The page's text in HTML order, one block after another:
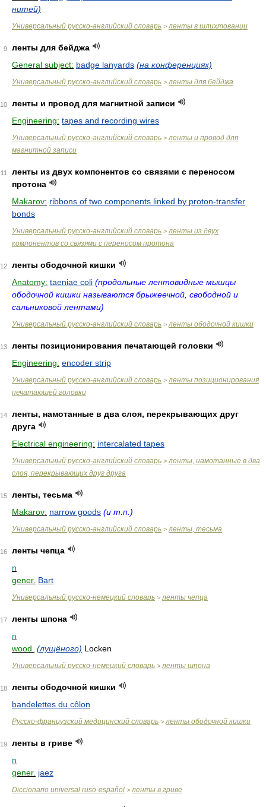
нитей)
Универсальный русско-английский словарь > ленты в шлихтовании
9
ленты для бейджа
General subject: badge lanyards (на конференциях)
Универсальный русско-английский словарь > ленты для бейджа
10
ленты и провод для магнитной записи
Engineering: tapes and recording wires
Универсальный русско-английский словарь > ленты и провод для
магнитной записи
11
ленты из двух компонентов со связями с переносом
протона
Makarov: ribbons of two components linked by proton-transfer
bonds
Универсальный русско-английский словарь > ленты из двух
компонентов со связями с переносом протона
12
ленты ободочной кишки
Anatomy: taeniae coli (продольные лентовидные мышцы
ободочной кишки называются брыжеечной, свободной и
сальниковой лентами)
Универсальный русско-английский словарь > ленты ободочной кишки
13
ленты позиционирования печатающей головки
Engineering: encoder strip
Универсальный русско-английский словарь > ленты позиционирования
печатающей головки
14
ленты, намотанные в два слоя, перекрывающих друг
друга
Electrical engineering: intercalated tapes
Универсальный русско-английский словарь > ленты, намотанные в два
слоя, перекрывающих друг друга
15
ленты, тесьма
Makarov: narrow goods (и т.п.)
Универсальный русско-английский словарь > ленты, тесьма
16
ленты чепца
n
gener. Bart
Универсальный русско-немецкий словарь > ленты чепца
17
ленты шпона
n
wood. (лущёного) Locken
Универсальный русско-немецкий словарь > ленты шпона
18
ленты ободочной кишки
bandelettes du côlon
Русско-французский медицинский словарь > ленты ободочной кишки
19
ленты в гриве
n
gener. jaez
Diccionario universal ruso-español > ленты в гриве